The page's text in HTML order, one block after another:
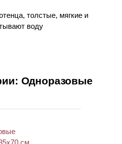
толстые, мягкие и
воду
Одноразовые